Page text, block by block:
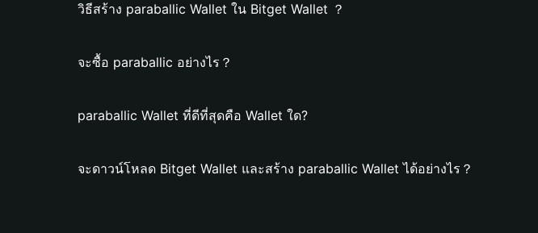
วิธีสร้าง paraballic Wallet ใน Bitget Wallet ？
จะซื้อ paraballic อย่างไร？
paraballic Wallet ที่ดีที่สุดคือ Wallet ใด?
จะดาวน์โหลด Bitget Wallet และสร้าง paraballic Wallet ได้อย่างไร？